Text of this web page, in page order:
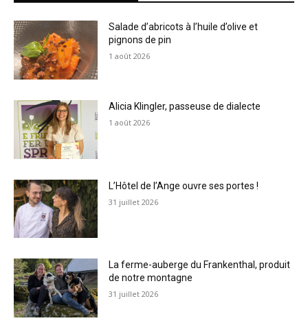
Salade d’abricots à l’huile d’olive et
pignons de pin
1 août 2026
Alicia Klingler, passeuse de dialecte
1 août 2026
L’Hôtel de l’Ange ouvre ses portes !
31 juillet 2026
La ferme-auberge du Frankenthal, produit
de notre montagne
31 juillet 2026